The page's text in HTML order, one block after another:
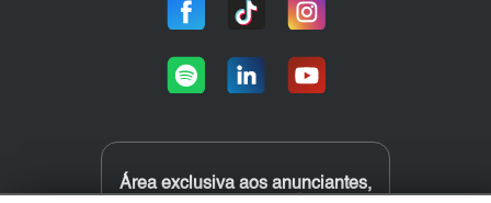
Área exclusiva aos anunciantes,